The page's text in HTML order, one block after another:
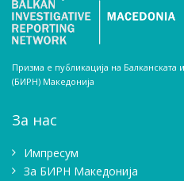
Призма е публикација на
(БИРН) Македонија
За нас
Импресум
Зa БИРН Македонија